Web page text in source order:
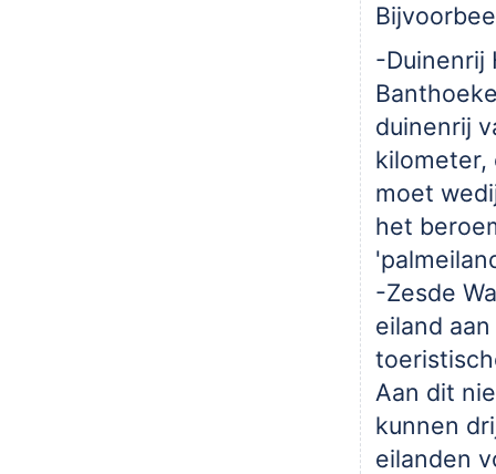
-Duinenrij
duinenrij
kilometer,
moet
het
-Zesde
eiland
Aan dit
kunnen
eilanden